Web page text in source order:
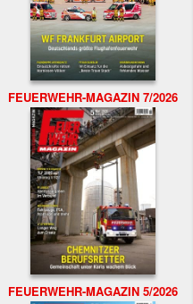
FEUERWEHR-MAGAZIN 7/2026
FEUERWEHR-MAGAZIN 5/2026